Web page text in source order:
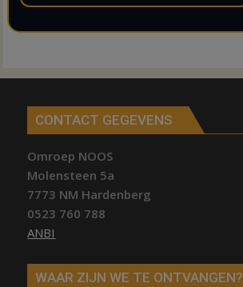
CONTACT GEGEVENS
Omroep NOOS
Molensteen 5a
7773 NM Hardenberg
0523 760 788
ANBI
WAAR ZIJN WE TE ONTVANGEN?